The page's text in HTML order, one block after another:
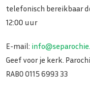
telefonisch bereikbaar
12:00 uur
E-mail:
Geef voor je kerk.
RABO 0115 6993 33